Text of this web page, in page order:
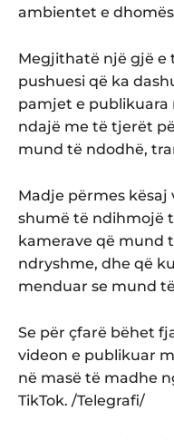
ambientet e
Megjithatë një gjë e
pushuesi që ka
pamjet e publikuara
ndajë me të tjerët
mund të ndodhë,
Madje përmes
shumë të ndihmojë
kamerave që mund
ndryshme, dhe që
menduar se mund
Se për çfarë bëhet
videon e publikuar
në masë të madhe
TikTok. /Telegrafi/